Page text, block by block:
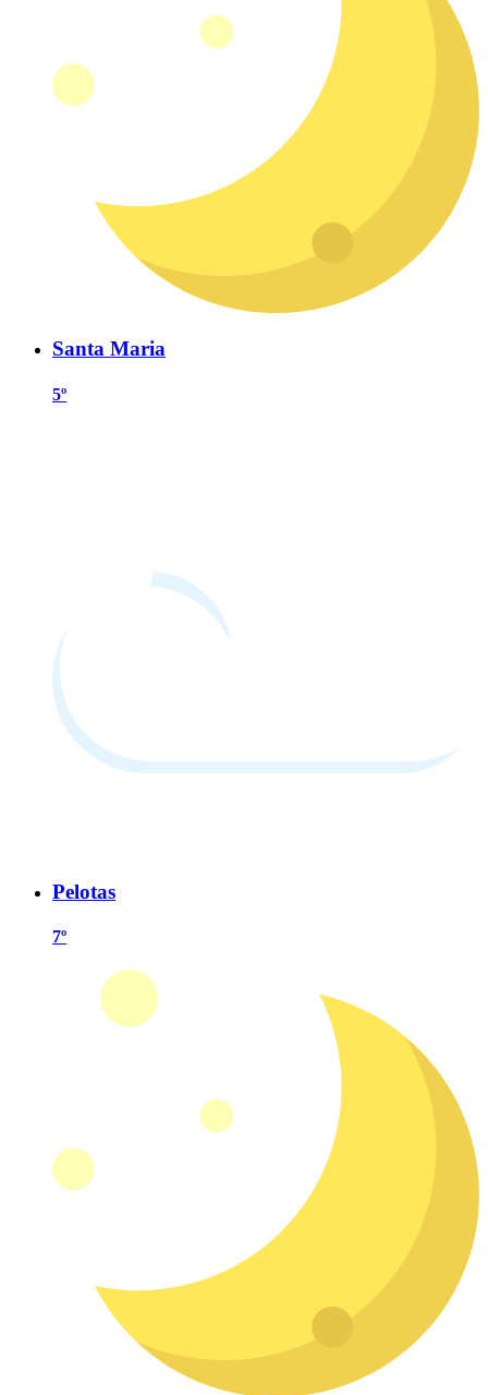
Santa Maria
5º
Pelotas
7º